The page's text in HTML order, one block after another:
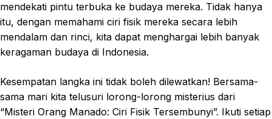
mendekati pintu terbuka ke budaya mereka. Tidak hanya
itu, dengan memahami ciri fisik mereka secara lebih
mendalam dan rinci, kita dapat menghargai lebih banyak
keragaman budaya di Indonesia.
Kesempatan langka ini tidak boleh dilewatkan! Bersama-
sama mari kita telusuri lorong-lorong misterius dari
“Misteri Orang Manado: Ciri Fisik Tersembunyi”. Ikuti setiap